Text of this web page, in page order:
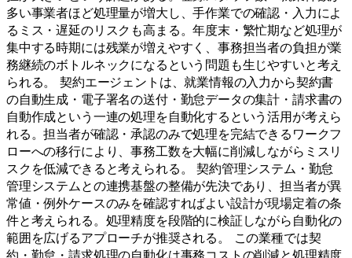
多い事業者ほど処理量が増大し、手作業での確認・入力によ
るミス・遅延のリスクも高まる。年度末・繁忙期など処理が
集中する時期には残業が増えやすく、事務担当者の負担が業
務継続のボトルネックになるという問題も生じやすいと考え
られる。 契約エージェントは、就業情報の入力から契約書
の自動生成・電子署名の送付・勤怠データの集計・請求書の
自動作成という一連の処理を自動化するという活用が考えら
れる。担当者が確認・承認のみで処理を完結できるワークフ
ローへの移行により、事務工数を大幅に削減しながらミスリ
スクを低減できると考えられる。 契約管理システム・勤怠
管理システムとの連携基盤の整備が先決であり、担当者が異
常値・例外ケースのみを確認すればよい設計が現場定着の条
件と考えられる。処理精度を段階的に検証しながら自動化の
範囲を広げるアプローチが推奨される。 この業種では契
約・勤怠・請求処理の自動化は事務コストの削減と処理精度